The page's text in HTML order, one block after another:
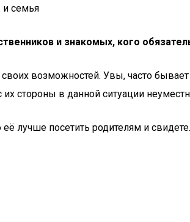
семья
и знакомых, кого
возможностей. Увы, часто
стороны в данной ситуации
её лучше посетить родителям и